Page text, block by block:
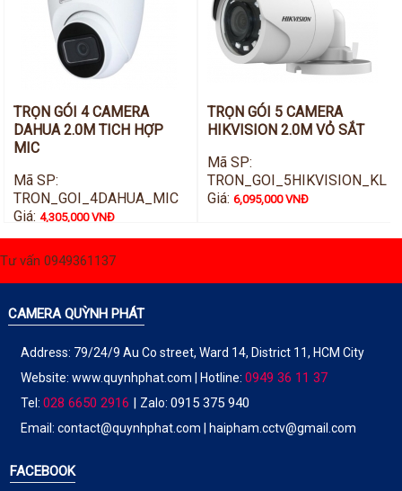
TRỌN GÓI 4 CAMERA
DAHUA 2.0M TICH HỢP
MIC
Mã SP:
TRON_GOI_4DAHUA_MIC
Giá:4,305,000 VNĐ
TRỌN GÓI 5 CAMERA
HIKVISION 2.0M VỎ SẮT
Mã SP:
TRON_GOI_5HIKVISION_KL
Giá: 6,095,000 VNĐ
Tư vấn 0949361137
CAMERA QUỲNH PHÁT
Address: 79/24/9 Au Co street, Ward 14, District 11, HCM City
Website: www.quynhphat.com | Hotline: 0949 36 11 37
Tel: 028 6650 2916 | Zalo: 0915 375 940
Email: contact@quynhphat.com | haipham.cctv@gmail.com
FACEBOOK